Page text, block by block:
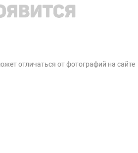
отличаться от фотографий на сайте